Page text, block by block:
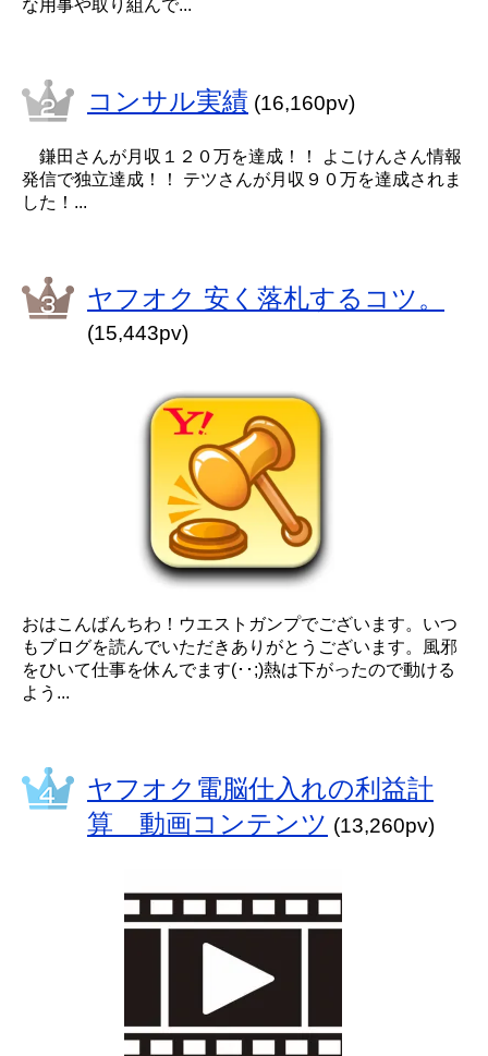
な用事や取り組んで...
コンサル実績 (16,160pv)
鎌田さんが月収１２０万を達成！！ よこけんさん情報
発信で独立達成！！ テツさんが月収９０万を達成されま
した！...
ヤフオク 安く落札するコツ。
(15,443pv)
おはこんばんちわ！ウエストガンプでございます。いつ
もブログを読んでいただきありがとうございます。風邪
をひいて仕事を休んでます(･･;)熱は下がったので動ける
よう...
ヤフオク電脳仕入れの利益計
算 動画コンテンツ (13,260pv)